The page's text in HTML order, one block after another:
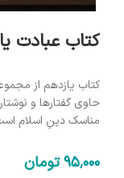
کتاب عبادت
کتاب یازدهم از
حاوی گفتارها و
مناسک دینِ اسلام
95٬000تومان